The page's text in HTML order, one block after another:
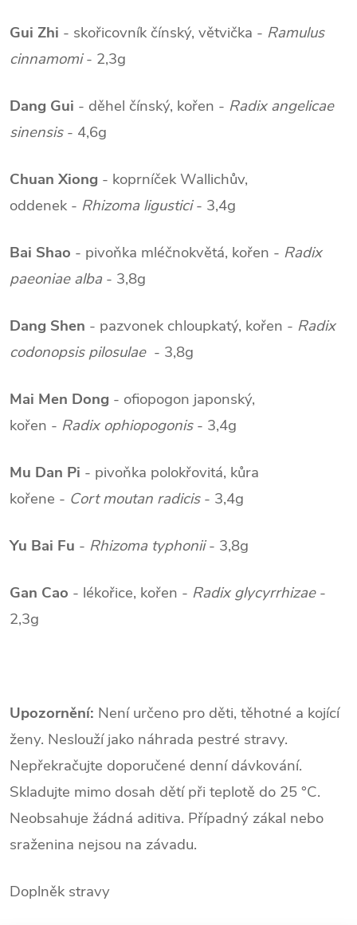
Gui Zhi - skořicovník čínský, větvička - Ramulus
cinnamomi- 2,3g
Dang Gui - děhel čínský, kořen - Radix angelicae
sinensis- 4,6g
Chuan Xiong - koprníček Wallichův,
oddenek - Rhizoma ligustici- 3,4g
Bai Shao - pivoňka mléčnokvětá, kořen - Radix
paeoniae alba - 3,8g
Dang Shen - pazvonek chloupkatý, kořen - Radix
codonopsis pilosulae - 3,8g
Mai Men Dong - ofiopogon japonský,
kořen - Radix ophiopogonis- 3,4g
Mu Dan Pi - pivoňka polokřovitá, kůra
kořene - Cort moutan radicis- 3,4g
Yu Bai Fu - Rhizoma typhonii- 3,8g
Gan Cao - lékořice, kořen - Radix glycyrrhizae-
2,3g
Upozornění: Není určeno pro děti, těhotné a kojící
ženy. Neslouží jako náhrada pestré stravy.
Nepřekračujte doporučené denní dávkování.
Skladujte mimo dosah dětí při teplotě do 25 °C.
Neobsahuje žádná aditiva. Případný zákal nebo
sraženina nejsou na závadu.
Doplněk stravy